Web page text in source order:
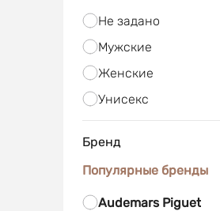
Не задано
Мужские
Женские
Унисекс
Бренд
Популярные бренды
Audemars Piguet